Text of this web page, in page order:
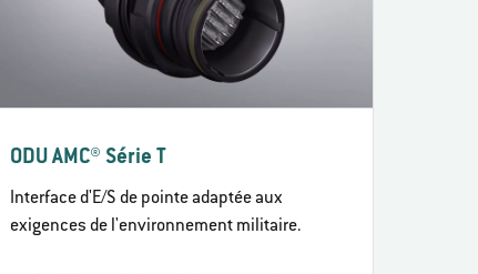
ODU AMC® Série T
Interface d'E/S de pointe adaptée aux
exigences de l'environnement militaire.